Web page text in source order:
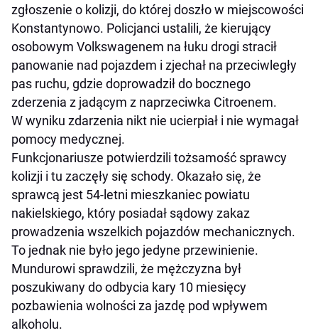
zgłoszenie o kolizji, do której doszło w miejscowości
Konstantynowo. Policjanci ustalili, że kierujący
osobowym Volkswagenem na łuku drogi stracił
panowanie nad pojazdem i zjechał na przeciwległy
pas ruchu, gdzie doprowadził do bocznego
zderzenia z jadącym z naprzeciwka Citroenem.
W wyniku zdarzenia nikt nie ucierpiał i nie wymagał
pomocy medycznej.
Funkcjonariusze potwierdzili tożsamość sprawcy
kolizji i tu zaczęły się schody. Okazało się, że
sprawcą jest 54-letni mieszkaniec powiatu
nakielskiego, który posiadał sądowy zakaz
prowadzenia wszelkich pojazdów mechanicznych.
To jednak nie było jego jedyne przewinienie.
Mundurowi sprawdzili, że mężczyzna był
poszukiwany do odbycia kary 10 miesięcy
pozbawienia wolności za jazdę pod wpływem
alkoholu.